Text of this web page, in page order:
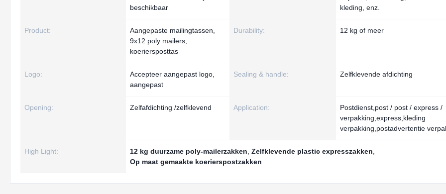
beschikbaar
kleding, enz.
Product:
Aangepaste mailingtassen,
9x12 poly mailers,
koeriersposttas
Durability: 12 kg of meer
Logo:
Accepteer aangepast logo,
aangepast
Sealing & handle: Zelfklevende afdichting
Opening: Zelfafdichting /zelfklevend Application:
Postdienst,post / post / express /
verpakking,express,kleding
verpakking,postadvertentie
High Light: 12 kg duurzame poly-mailerzakken Zelfklevende plastic expresszakken
Op maat gemaakte koerierspostzakken